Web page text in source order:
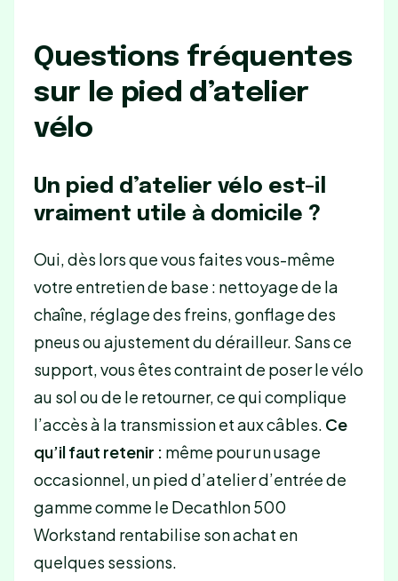
Questions fréquentes
sur le pied d’atelier
vélo
Un pied d’atelier vélo est-il
vraiment utile à domicile ?
Oui, dès lors que vous faites vous-même
votre entretien de base : nettoyage de la
chaîne, réglage des freins, gonflage des
pneus ou ajustement du dérailleur. Sans ce
support, vous êtes contraint de poser le vélo
au sol ou de le retourner, ce qui complique
l’accès à la transmission et aux câbles. Ce
qu’il faut retenir : même pour un usage
occasionnel, un pied d’atelier d’entrée de
gamme comme le Decathlon 500
Workstand rentabilise son achat en
quelques sessions.